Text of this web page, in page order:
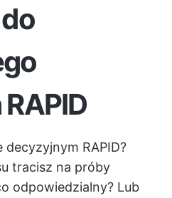
RAPID?
tracisz na próby
odpowiedzialny? Lub